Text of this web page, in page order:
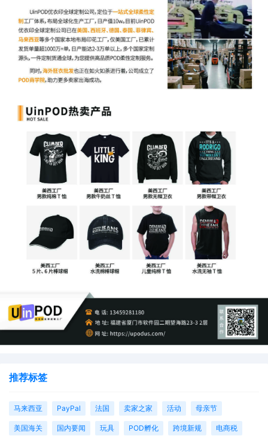
推荐标签
马来西亚 PayPal 法国 卖家之家 活动 母亲节
美国海关 国内要闻 玩具 POD孵化 跨境新规 电商税